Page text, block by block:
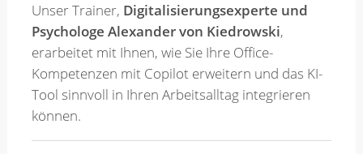
Unser Trainer, Digitalisierungsexperte und
Psychologe Alexander von Kiedrowski,
erarbeitet mit Ihnen, wie Sie Ihre Office-
Kompetenzen mit Copilot erweitern und das KI-
Tool sinnvoll in Ihren Arbeitsalltag integrieren
können.